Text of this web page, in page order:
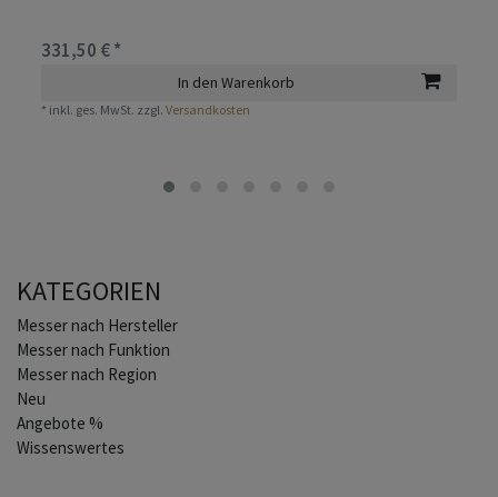
331,50 € *
In den Warenkorb
* inkl. ges. MwSt. zzgl.Versandkosten
KATEGORIEN
Home
Messer nach Hersteller
Messer nach Funktion
Messer nach Region
Neu
Angebote %
Wissenswertes